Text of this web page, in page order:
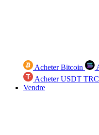
Acheter Bitcoin
Acheter USDT
Vendre